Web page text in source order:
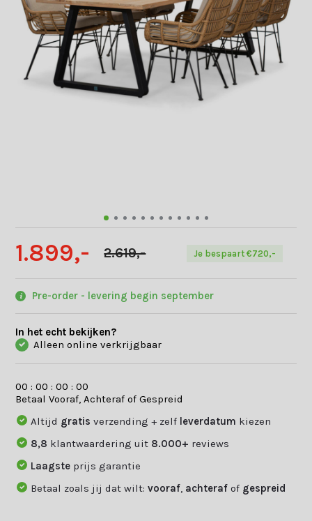
1.899,- 2.619,- Je bespaart €720,-
Pre-order - levering begin september
In het echt bekijken?
Alleen online verkrijgbaar
00 :00 :00 :00
Betaal Vooraf, Achteraf of Gespreid
Altijd gratisverzending + zelf leverdatum kiezen
8,8 klantwaardering uit 8.000+ reviews
Laagste prijs garantie
Betaal zoals jij dat wilt:vooraf achteraf of gespreid